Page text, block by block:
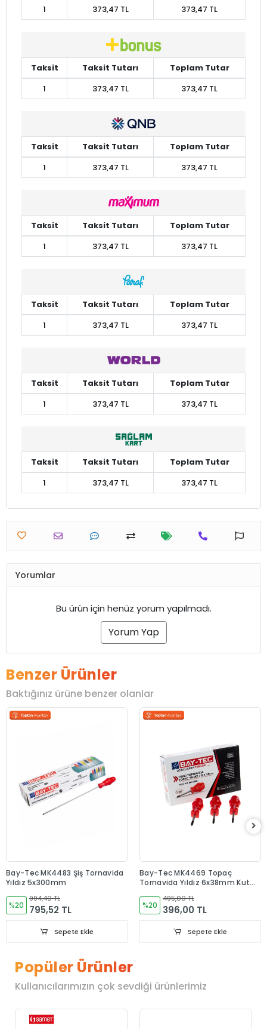
1 373,47 TL 373,47 TL
Taksit Taksit Tutarı
Toplam Tutar
1
373,47 TL 373,47 TL
Taksit Taksit Tutarı
Toplam Tutar
1
373,47 TL 373,47 TL
Taksit Taksit Tutarı
Toplam Tutar
1
373,47 TL 373,47 TL
Taksit Taksit Tutarı
Toplam Tutar
1
373,47 TL 373,47 TL
Taksit Taksit Tutarı
Toplam Tutar
1
373,47 TL 373,47 TL
Taksit Taksit Tutarı
Toplam Tutar
1
373,47 TL 373,47 TL
Yorumlar
Bu ürün için henüz yorum yapılmadı.
Yorum Yap
Benzer Ürünler
Baktığınız ürüne benzer olanlar
Bay-Tec MK4483 Şiş Tornavida
Yıldız 5x300mm
%20
994,40 TL
795,52 TL
Sepete Ekle
Bay-Tec MK4469 Topaç
Tornavida Yıldız 6x38mm Kutu
%20
495,00 TL
396,00 TL
Sepete Ekle
Popüler Ürünler
Kullanıcılarımızın çok sevdiği ürünlerimiz